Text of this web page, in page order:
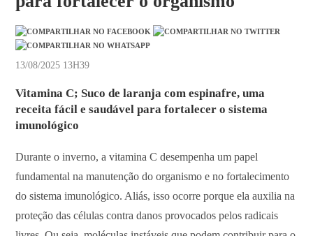
13/08/2025 13H39
Vitamina C; Suco de laranja com espinafre, uma
receita fácil e saudável para fortalecer o sistema
imunológico
Durante o inverno, a vitamina C desempenha um papel
fundamental na manutenção do organismo e no fortalecimento
do sistema imunológico. Aliás, isso ocorre porque ela auxilia na
proteção das células contra danos provocados pelos radicais